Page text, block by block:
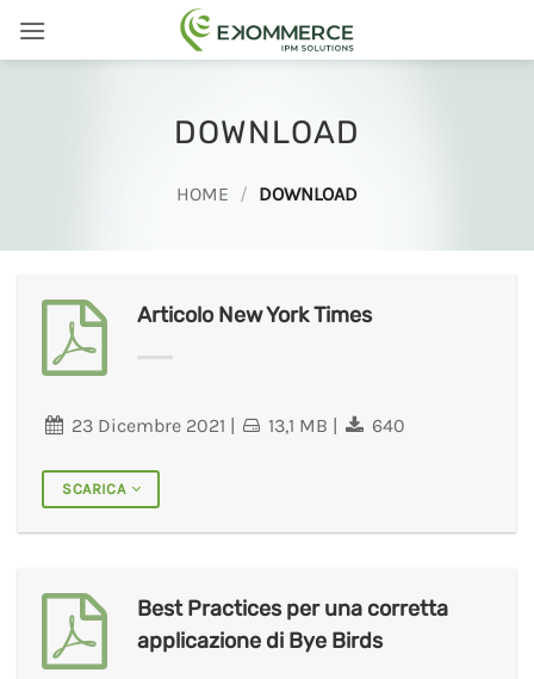
DOWNLOAD
HOME / DOWNLOAD
Articolo New York Times
23 Dicembre 2021 | 13,1 MB | 640
SCARICA
Best Practices per una corretta
applicazione di Bye Birds